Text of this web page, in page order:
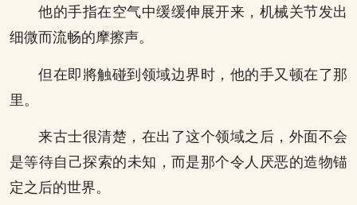
他的手指在空气中缓缓伸展开来，机械关节发出
细微而流畅的摩擦声。
但在即將触碰到领域边界时，他的手又顿在了那
里。
来古士很清楚，在出了这个领域之后，外面不会
是等待自己探索的未知，而是那个令人厌恶的造物锚
定之后的世界。